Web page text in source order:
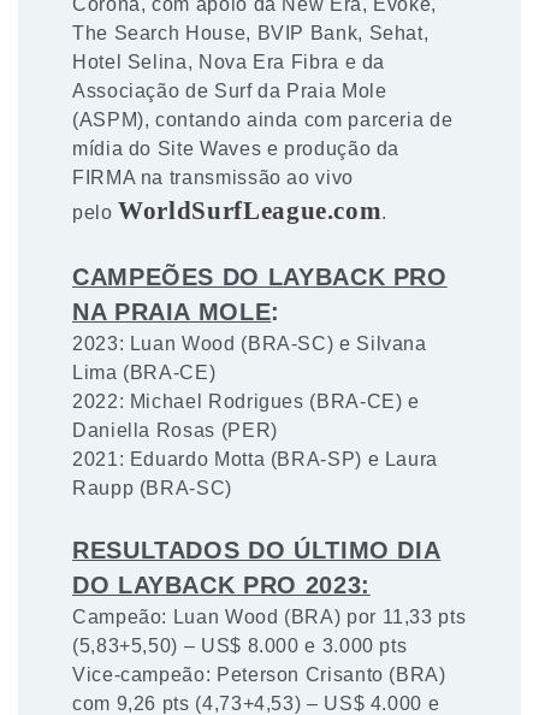
The Search House, BVIP Bank, Sehat,
Hotel Selina, Nova Era Fibra e da
Associação de Surf da Praia Mole
(ASPM), contando ainda com parceria de
mídia do Site Waves e produção da
FIRMA na transmissão ao vivo
pelo WorldSurfLeague.com.
CAMPEÕES DO LAYBACK PRO
NA PRAIA MOLE:
2023: Luan Wood (BRA-SC) e Silvana
Lima (BRA-CE)
2022: Michael Rodrigues (BRA-CE) e
Daniella Rosas (PER)
2021: Eduardo Motta (BRA-SP) e Laura
Raupp (BRA-SC)
RESULTADOS DO ÚLTIMO DIA
DO LAYBACK PRO 2023:
Campeão: Luan Wood (BRA) por 11,33 pts
(5,83+5,50) – US$ 8.000 e 3.000 pts
Vice-campeão: Peterson Crisanto (BRA)
com 9,26 pts (4,73+4,53) – US$ 4.000 e